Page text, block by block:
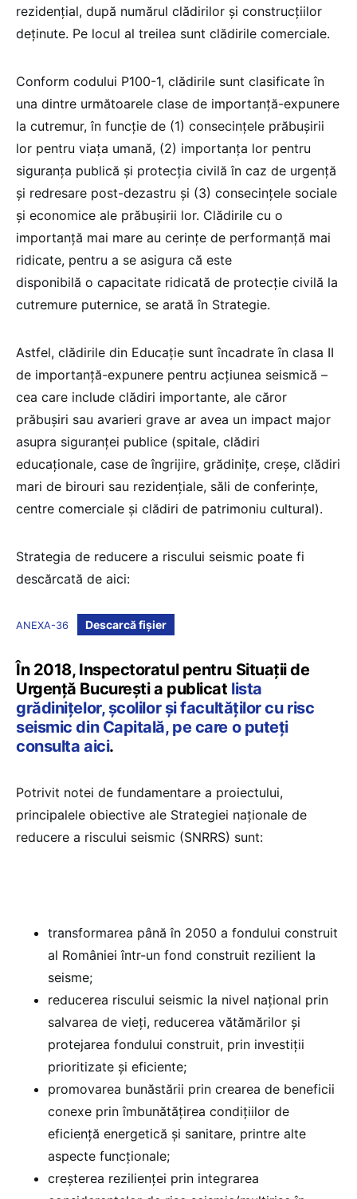
rezidențial, după numărul clădirilor și construcțiilor
deținute. Pe locul al treilea sunt clădirile comerciale.
Conform codului P100-1, clădirile sunt clasificate în
una dintre următoarele clase de importanță-expunere
la cutremur, în funcție de (1) consecințele prăbușirii
lor pentru viața umană, (2) importanța lor pentru
siguranța publică și protecția civilă în caz de urgență
și redresare post-dezastru și (3) consecințele sociale
și economice ale prăbușirii lor. Clădirile cu o
importanță mai mare au cerințe de performanță mai
ridicate, pentru a se asigura că este
disponibilă o capacitate ridicată de protecție civilă la
cutremure puternice, se arată în Strategie.
Astfel, clădirile din Educație sunt încadrate în clasa II
de importanță-expunere pentru acțiunea seismică –
cea care include clădiri importante, ale căror
prăbușiri sau avarieri grave ar avea un impact major
asupra siguranței publice (spitale, clădiri
educaționale, case de îngrijire, grădinițe, creșe, clădiri
mari de birouri sau rezidențiale, săli de conferințe,
centre comerciale și clădiri de patrimoniu cultural).
Strategia de reducere a riscului seismic poate fi
descărcată de aici:
ANEXA-36 Descarcă fișier
În 2018, Inspectoratul pentru Situații de
Urgență București a publicat lista
grădinițelor, școlilor și facultăților cu risc
seismic din Capitală, pe care o puteți
consulta aici.
Potrivit notei de fundamentare a proiectului,
principalele obiective ale Strategiei naționale de
reducere a riscului seismic (SNRRS) sunt:
transformarea până în 2050 a fondului construit
al României într-un fond construit rezilient la
seisme;
reducerea riscului seismic la nivel național prin
salvarea de vieți, reducerea vătămărilor și
protejarea fondului construit, prin investiții
prioritizate și eficiente;
promovarea bunăstării prin crearea de beneficii
conexe prin îmbunătățirea condițiilor de
eficiență energetică și sanitare, printre alte
aspecte funcționale;
creșterea rezilienței prin integrarea